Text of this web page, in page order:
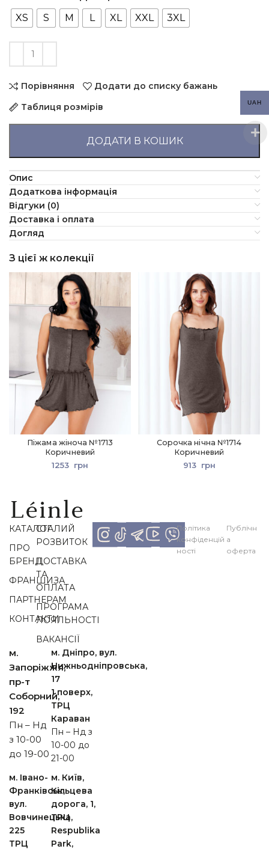
XS
S M L XL XXL 3XL
Порівняння
Додати до списку бажань
Таблиця розмірів
ДОДАТИ В КОШИК
Опис
Додаткова інформація
Відгуки (0)
Доставка і оплата
Догляд
З цієї ж колекції
Піжама жіноча №1713
Коричневий
1253 грн
Сорочка нічна №1714
Коричневий
913 грн
м.
Запоріжжя,
пр-т
Cоборний,
192
Пн – Нд
з 10-00
до 19-00
м. Дніпро, вул.
Нижньодніпровська,
17
1 поверх,
ТРЦ
Караван
Пн – Нд з
10-00 до
21-00
м. Івано-
Франківськ,
вул.
Вовчинецька,
225
ТРЦ
м. Київ,
Кільцева
дорога, 1,
ТРЦ
Respublika
Park,
КАТАЛОГ
ПРО
БРЕНД
ФРАНШИЗА
ПАРТНЕРАМ
КОНТАКТИ
СТАЛИЙ
РОЗВИТОК
ДОСТАВКА
ТА
ОПЛАТА
ПРОГРАМА
ЛОЯЛЬНОСТІ
ВАКАНСІЇ
Політика
конфіденцій
ності
Публічн
а
оферта
UAH